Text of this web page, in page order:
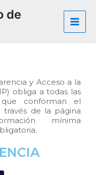
de
y Acceso a la
obliga a todas las
conforman el
de la página
mínima